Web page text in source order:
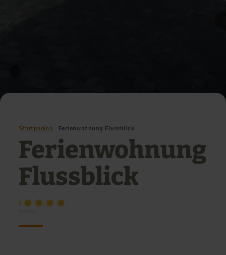
Startpagina Ferienwohnung Flussblick
Ferienwohnung
Flussblick
F